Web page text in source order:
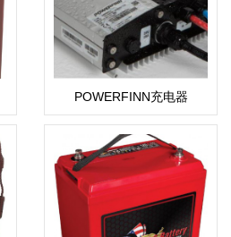
POWERFINN充电器